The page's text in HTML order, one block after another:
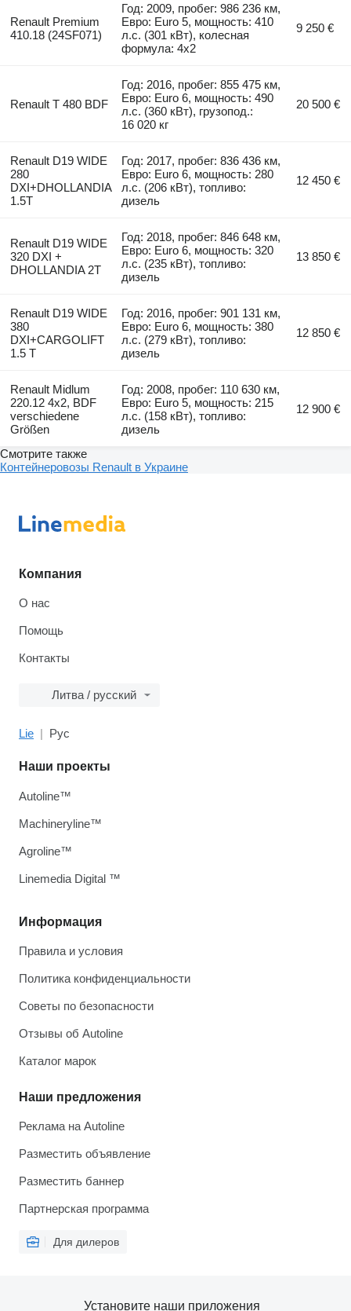
Renault Premium
410.18 (24SF071)
Год: 2009, пробег: 986 236 км,
Евро: Euro 5, мощность: 410
л.с. (301 кВт), колесная
формула: 4x2
9 250 €
Renault T 480 BDF
Год: 2016, пробег: 855 475 км,
Евро: Euro 6, мощность: 490
л.с. (360 кВт), грузопод.:
16 020 кг
20 500 €
Renault D19 WIDE
280
DXI+DHOLLANDIA
1.5T
Год: 2017, пробег: 836 436 км,
Евро: Euro 6, мощность: 280
л.с. (206 кВт), топливо:
дизель
12 450 €
Renault D19 WIDE
320 DXI +
DHOLLANDIA 2T
Год: 2018, пробег: 846 648 км,
Евро: Euro 6, мощность: 320
л.с. (235 кВт), топливо:
дизель
13 850 €
Renault D19 WIDE
380
DXI+CARGOLIFT
1.5 T
Год: 2016, пробег: 901 131 км,
Евро: Euro 6, мощность: 380
л.с. (279 кВт), топливо:
дизель
12 850 €
Renault Midlum
220.12 4x2, BDF
verschiedene
Größen
Год: 2008, пробег: 110 630 км,
Евро: Euro 5, мощность: 215
л.с. (158 кВт), топливо:
дизель
12 900 €
Смотрите также
Контейнеровозы Renault в Украине
Компания
О нас
Помощь
Контакты
Литва / русский
Lie Рус
Информация
Правила и условия
Политика конфиденциальности
Советы по безопасности
Отзывы об Autoline
Каталог марок
Наши предложения
Реклама на Autoline
Разместить объявление
Разместить баннер
Партнерская программа
Для дилеров
Наши проекты
Autoline™
Machineryline™
Agroline™
Linemedia Digital ™
Установите наши приложения